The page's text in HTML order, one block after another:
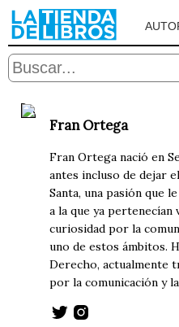
Fran Ortega
Fran Ortega nació en
antes incluso de dejar
Santa, una pasión que
a la que ya
curiosidad por la
uno de estos ámbitos.
Derecho, actualmente
por la comunicación y